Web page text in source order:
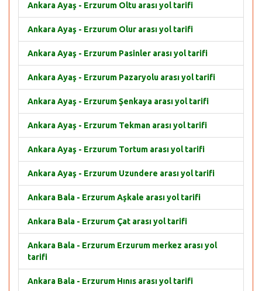
Ankara Ayaş - Erzurum Oltu arası yol tarifi
Ankara Ayaş - Erzurum Olur arası yol tarifi
Ankara Ayaş - Erzurum Pasinler arası yol tarifi
Ankara Ayaş - Erzurum Pazaryolu arası yol tarifi
Ankara Ayaş - Erzurum Şenkaya arası yol tarifi
Ankara Ayaş - Erzurum Tekman arası yol tarifi
Ankara Ayaş - Erzurum Tortum arası yol tarifi
Ankara Ayaş - Erzurum Uzundere arası yol tarifi
Ankara Bala - Erzurum Aşkale arası yol tarifi
Ankara Bala - Erzurum Çat arası yol tarifi
Ankara Bala - Erzurum Erzurum merkez arası yol
tarifi
Ankara Bala - Erzurum Hınıs arası yol tarifi